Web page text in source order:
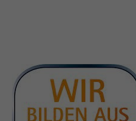
Lorem ipsum dolor sit amet,
Aenean commodo ligula eget
sociis natoque penatibus et
nascetur ridiculus mus. Donec